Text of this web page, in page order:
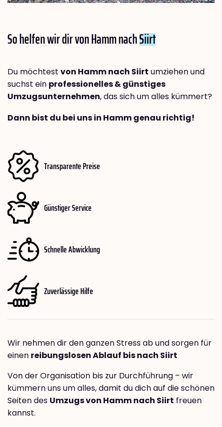
So helfen wir dir von Hamm nachSiirt
Du möchtest von Hamm nach Siirt umziehen und
suchst ein professionelles & günstiges
Umzugsunternehmen, das sich um alles kümmert?
Dann bist du bei uns in Hamm genau richtig!
Transparente Preise
Günstiger Service
Schnelle Abwicklung
Zuverlässige Hilfe
Wir nehmen dir den ganzen Stress ab und sorgen für
einen reibungslosen Ablauf bis nach Siirt
Von der Organisation bis zur Durchführung – wir
kümmern uns um alles, damit du dich auf die schönen
Seiten des Umzugs von Hamm nach Siirt freuen
kannst.